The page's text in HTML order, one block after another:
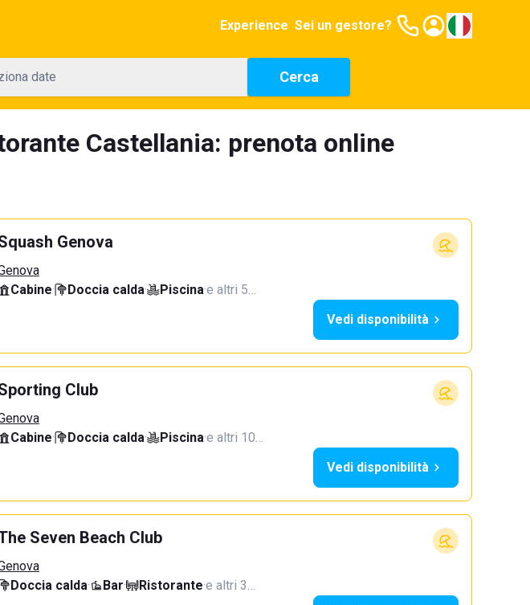
Experience Sei un gestore?
date Cerca
Castellania: prenota online
Genova
Cabine· Doccia calda· Piscina·e altri 5…
Vedi disponibilità
Club
Cabine· Doccia calda· Piscina·e altri 10…
Vedi disponibilità
Seven Beach Club
Doccia calda· Bar· Ristorante·e altri 3…